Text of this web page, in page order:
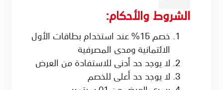
الشروط والأحكام:
خصم 15% عند استخدام بطاقات الأول
الائتمانية ومدى المصرفية
لا يوجد حد أدنى للاستفادة من العرض
لا يوجد حد أعلى للخصم